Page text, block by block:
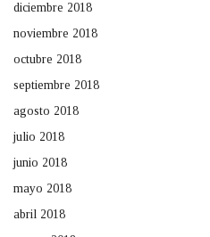
diciembre 2018
noviembre 2018
octubre 2018
septiembre 2018
agosto 2018
julio 2018
junio 2018
mayo 2018
abril 2018